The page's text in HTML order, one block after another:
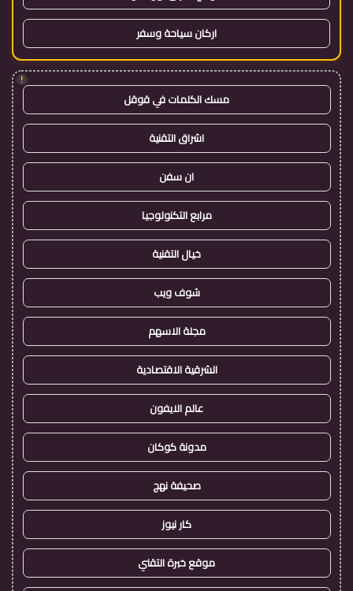
اركان سياحة وسفر
!
مسك الكلمات في قوقل
اشراق التقنية
ان سفن
مرابع التكنولوجيا
خيال التقنية
شوف ويب
مجلة الاسهم
الشرقية الاقتصادية
عالم الايفون
مدونة كوكان
صحيفة نهج
كار نيوز
موقع خبرة التقني